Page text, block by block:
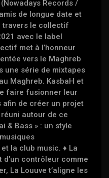
Records /
de longue date et
travers le collectif
avec le label
met à l’honneur
vers le Maghreb
une série de mixtapes
Maghreb. KasbaH et
faire fusionner leur
afin de créer un projet
autour de ce
& Bass » : un style
la club music. ♦︎ La
d’un contrôleur comme
La Louuve t’aligne les